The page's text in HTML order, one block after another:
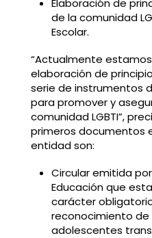
Elaboración de
de la comunidad
Escolar.
“Actualmente
elaboración de
serie de instrumentos
para promover y
comunidad LGBTI”,
primeros documentos
entidad son:
Circular emitida
Educación que
carácter
reconocimiento de
adolescentes